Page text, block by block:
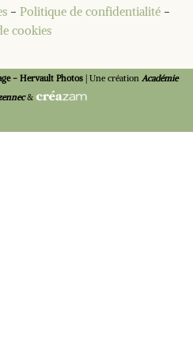
- Politique de confidentialité -
cookies
- Hervault Photos| Une création Académie
&